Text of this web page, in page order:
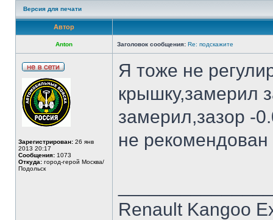
Версия для печати
Автор
Anton Заголовок сообщения: Re: подскажите
Зарегистрирован: 26 янв
2013 20:17
Сообщения: 1073
Откуда: город-герой Москва/
Подольск
Я тоже не
крышку,замерил
замерил,зазор -
не рекомендован
Renault Kangoo